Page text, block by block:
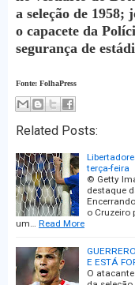
a seleção de 1958;
o capacete da
segurança de
Fonte: FolhaPress
Related Posts:
terça-feira
© Getty
destaque
o Cruzeiro
um… Read More
E ESTÁ
O